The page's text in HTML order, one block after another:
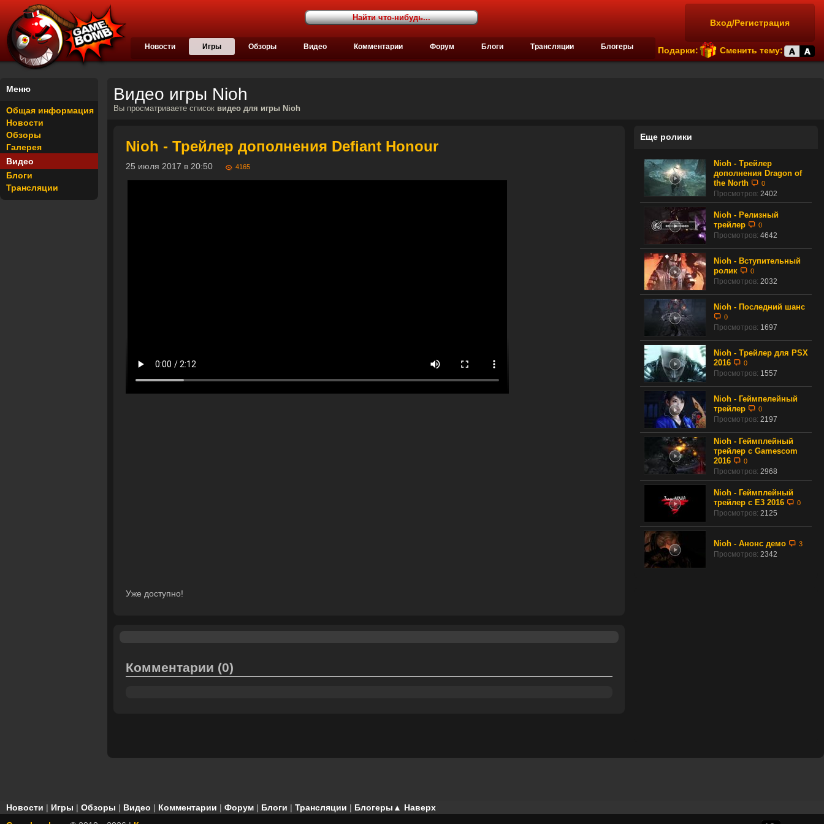
Вход/Регистрация
Подарки: Сменить тему:
Новости Игры Обзоры Видео Комментарии Форум Блоги Трансляции Блогеры
Меню
Общая информация
Новости
Обзоры
Галерея
Видео
Блоги
Трансляции
Видео игры Nioh
Вы просматриваете список видео для игры Nioh
Nioh - Трейлер дополнения Defiant Honour
25 июля 2017 в 20:50 4165
Уже доступно!
Комментарии (0)
Еще ролики
Nioh - Трейлер
дополнения Dragon of
the North
0
Просмотров: 2402
Nioh - Релизный
трейлер
0
Просмотров: 4642
Nioh - Вступительный
ролик
0
Просмотров: 2032
Nioh - Последний шанс
0
Просмотров: 1697
Nioh - Трейлер для PSX
2016
0
Просмотров: 1557
Nioh - Геймпелейный
трейлер
0
Просмотров: 2197
Nioh - Геймплейный
трейлер с Gamescom
2016
0
Просмотров: 2968
Nioh - Геймплейный
трейлер с Е3 2016
0
Просмотров: 2125
Nioh - Анонс демо 3
Просмотров: 2342
▲ Наверх
Новости | Игры | Обзоры | Видео | Комментарии | Форум | Блоги | Трансляции | Блогеры